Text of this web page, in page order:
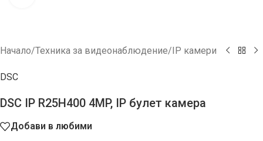
Начало/Техника за видеонаблюдение/IP камери
DSC
DSC IP R25H400 4MP, IP булет камера
Добави в любими